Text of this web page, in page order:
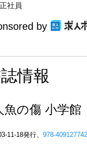
正社員
by
情報
魚の傷 小学館
11-18発行、 978-